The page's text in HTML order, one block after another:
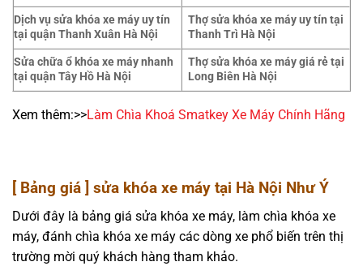
Dịch vụ sửa khóa xe máy uy tín
tại quận Thanh Xuân Hà Nội
Thợ sửa khóa xe máy uy tín tại
Thanh Trì Hà Nội
Sửa chữa ổ khóa xe máy nhanh
tại quận Tây Hồ Hà Nội
Thợ sửa khóa xe máy giá rẻ tại
Long Biên Hà Nội
Xem thêm:>>Làm Chìa Khoá Smatkey Xe Máy Chính Hãng
[ Bảng giá ] sửa khóa xe máy tại Hà Nội Như Ý
Dưới đây là bảng giá sửa khóa xe máy, làm chìa khóa xe
máy, đánh chìa khóa xe máy các dòng xe phổ biến trên thị
trường mời quý khách hàng tham khảo.